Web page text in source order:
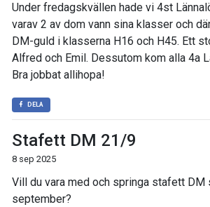
Under fredagskvällen hade vi 4st
varav 2 av dom vann sina klasser och
DM-guld i klasserna H16 och H45. Ett
Alfred och Emil. Dessutom kom alla 4a
Bra jobbat allihopa!
DELA
Stafett DM 21/9
8 sep 2025
Vill du vara med och springa stafett DM
september?